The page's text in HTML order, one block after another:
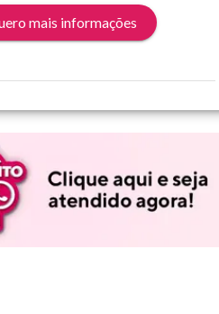
mais informações